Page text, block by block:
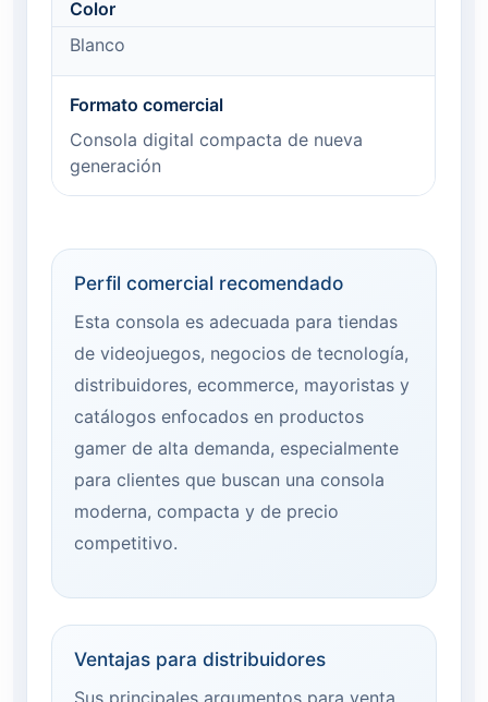
Color
Blanco
Formato comercial
Consola digital compacta de nueva
generación
Perfil comercial recomendado
Esta consola es adecuada para tiendas
de videojuegos, negocios de tecnología,
distribuidores, ecommerce, mayoristas y
catálogos enfocados en productos
gamer de alta demanda, especialmente
para clientes que buscan una consola
moderna, compacta y de precio
competitivo.
Ventajas para distribuidores